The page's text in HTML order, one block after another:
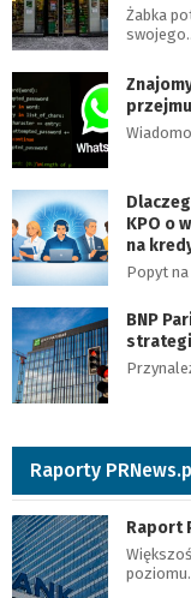
Żabka
KPO o
na
Popyt
BNP
Raporty
Raport